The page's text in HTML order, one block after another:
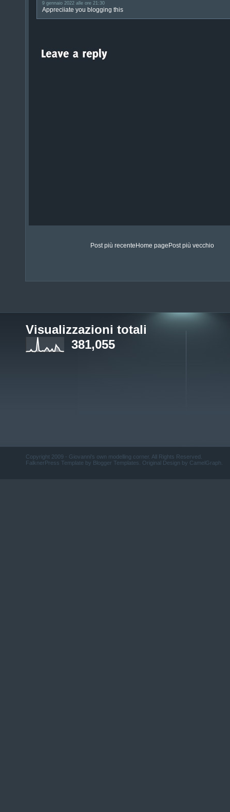
9 gennaio 2022 alle ore 21:30
Appreciiate you blogging this
Post più recente Post più vecchio
Home page
Visualizzazioni totali
381,055
Copyright 2009 - Giovanni's own modelling corner . All Rights Reserved.
FalknerPress Template by Blogger Templates . Original Design by CamelGraph